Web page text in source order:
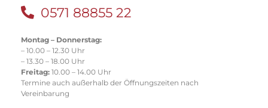
0571 88855 22
Montag – Donnerstag:
– 10.00 – 12.30 Uhr
– 13.30 – 18.00 Uhr
Freitag: 10.00 – 14.00 Uhr
Termine auch außerhalb der Öffnungszeiten nach
Vereinbarung